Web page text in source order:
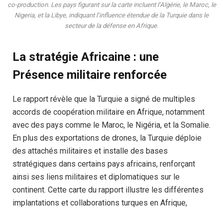
co-production. Les pays figurant sur la carte incluent l’Algérie, le Maroc, le
Nigeria, et la Libye, indiquant l’influence étendue de la Turquie dans le
secteur de la défense en Afrique.
La stratégie Africaine : une
Présence militaire renforcée
Le rapport révèle que la Turquie a signé de multiples
accords de coopération militaire en Afrique, notamment
avec des pays comme le Maroc, le Nigéria, et la Somalie.
En plus des exportations de drones, la Turquie déploie
des attachés militaires et installe des bases
stratégiques dans certains pays africains, renforçant
ainsi ses liens militaires et diplomatiques sur le
continent. Cette carte du rapport illustre les différentes
implantations et collaborations turques en Afrique,